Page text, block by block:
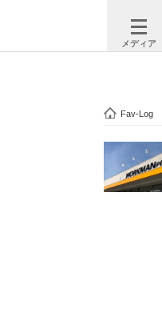
メディア
注目
ビ
IT
Fav-Log